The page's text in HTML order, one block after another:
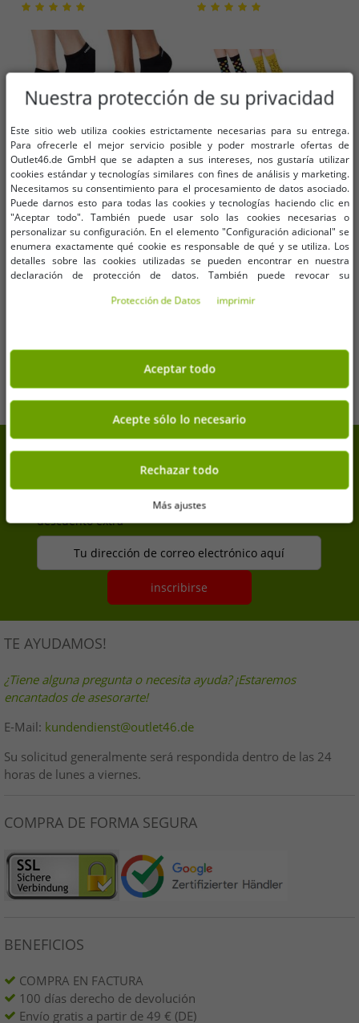
Tallas disponibles
39-42 43-46
certificación Oeko-Tex Standard
100, en negro o blanco
PVP:20,00 €* 5,07 €
Tallas disponibles
36-40 41-46
con estampado de caritas
sonrientes. Calcetines para el día a
PVP:35,00 €* 10,16 €
7% de descuento extra en tu
Suscríbete a nuestra newsletter y consigue tu 7% de
descuento extra
Tu dirección de correo electrónico aquí
inscribirse
TE AYUDAMOS!
¿Tiene alguna pregunta o necesita ayuda? ¡Estaremos
encantados de asesorarte!
E-Mail: kundendienst@outlet46.de
Su solicitud generalmente será respondida dentro de las 24
horas de lunes a viernes.
COMPRA DE FORMA SEGURA
BENEFICIOS
COMPRA EN FACTURA
100 días derecho de devolución
Envío gratis a partir de 49 € (DE)
Nuestra protección de su privacidad
Este sitio web utiliza cookies estrictamente necesarias para su entrega.
Para ofrecerle el mejor servicio posible y poder mostrarle ofertas de
Outlet46.de GmbH que se adapten a sus intereses, nos gustaría utilizar
cookies estándar y tecnologías similares con fines de análisis y marketing.
Necesitamos su consentimiento para el procesamiento de datos asociado.
Puede darnos esto para todas las cookies y tecnologías haciendo clic en
"Aceptar todo". También puede usar solo las cookies necesarias o
personalizar su configuración. En el elemento "Configuración adicional" se
enumera exactamente qué cookie es responsable de qué y se utiliza. Los
detalles sobre las cookies utilizadas se pueden encontrar en nuestra
declaración de protección de datos. También puede revocar su
encontrar en la impresión.Protección de Datos imprimir
Aceptar todo
Acepte sólo lo necesario
Rechazar todo
Más ajustes